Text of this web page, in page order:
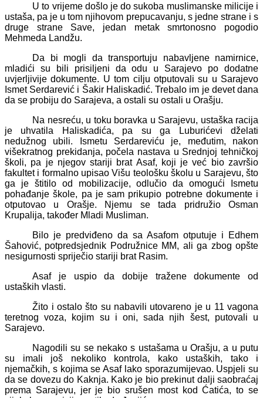
U to vrijeme došlo je do sukoba muslimanske milicije i
ustaša, pa je u tom njihovom prepucavanju, s jedne strane i s
druge strane Save, jedan metak smrtonosno pogodio
Mehmeda Landžu.
Da bi mogli da transportuju nabavljene namirnice,
mladići su bili prisiljeni da odu u Sarajevo po dodatne
uvjerljivije dokumente. U tom cilju otputovali su u Sarajevo
Ismet Serdarević i Šakir Haliskadić. Trebalo im je devet dana
da se probiju do Sarajeva, a ostali su ostali u Orašju.
Na nesreću, u toku boravka u Sarajevu, ustaška racija
je uhvatila Haliskadića, pa su ga Luburićevi dželati
nedužnog ubili. Ismetu Serdareviću je, međutim, nakon
višekratnog prekidanja, počela nastava u Srednjoj tehničkoj
školi, pa je njegov stariji brat Asaf, koji je već bio završio
fakultet i formalno upisao Višu teološku školu u Sarajevu, što
ga je štitilo od mobilizacije, odlučio da omogući Ismetu
pohađanje škole, pa je sam prikupio potrebne dokumente i
otputovao u Orašje. Njemu se tada pridružio Osman
Krupalija, također Mladi Musliman.
Bilo je predviđeno da sa Asafom otputuje i Edhem
Šahović, potpredsjednik Podružnice MM, ali ga zbog opšte
nesigurnosti spriječio stariji brat Rasim.
Asaf je uspio da dobije tražene dokumente od
ustaških vlasti.
Žito i ostalo što su nabavili utovareno je u 11 vagona
teretnog voza, kojim su i oni, sada njih šest, putovali u
Sarajevo.
Nagodili su se nekako s ustašama u Orašju, a u putu
su imali još nekoliko kontrola, kako ustaških, tako i
njemačkih, s kojima se Asaf lako sporazumijevao. Uspjeli su
da se dovezu do Kaknja. Kako je bio prekinut dalji saobraćaj
prema Sarajevu, jer je bio srušen most kod Ćatića, to se